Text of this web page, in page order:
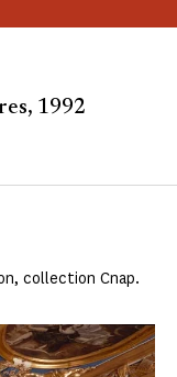
1992
collection Cnap.